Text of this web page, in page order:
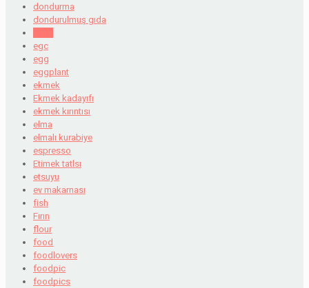
dondurma
dondurulmuş gıda
egc
egg
eggplant
ekmek
Ekmek kadayıfı
ekmek kırıntısı
elma
elmalı kurabiye
espresso
Etimek tatlsı
etsuyu
ev makarnası
fish
Fırın
flour
food
foodlovers
foodpic
foodpics